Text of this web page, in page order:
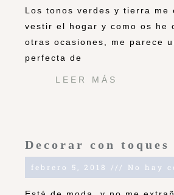
Los tonos verdes y tierra me
vestir el hogar y como os he
otras ocasiones, me parece
perfecta de
LEER MÁS
Decorar con toques
febrero 5, 2018 No hay